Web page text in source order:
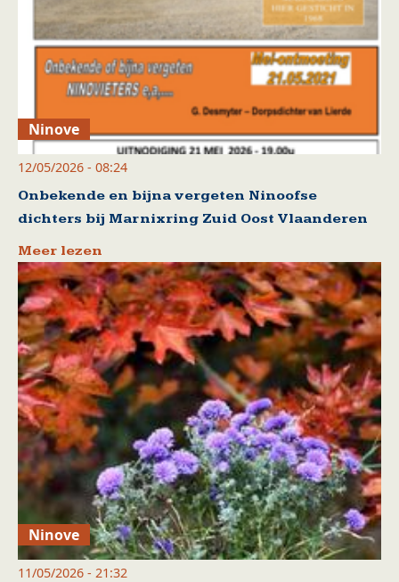
Ninove
12/05/2026 - 08:24
Onbekende en bijna vergeten Ninoofse
dichters bij Marnixring Zuid Oost Vlaanderen
Meer lezen
Ninove
11/05/2026 - 21:32